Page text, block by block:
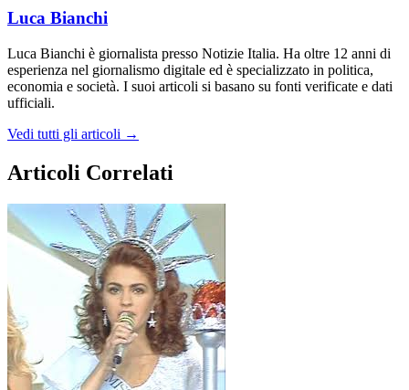
Luca Bianchi
Luca Bianchi è giornalista presso Notizie Italia. Ha oltre 12 anni di
esperienza nel giornalismo digitale ed è specializzato in politica,
economia e società. I suoi articoli si basano su fonti verificate e dati
ufficiali.
Vedi tutti gli articoli →
Articoli Correlati